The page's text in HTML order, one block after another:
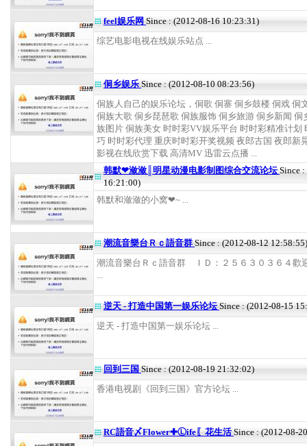
feel娱乐网 Since : (2012-08-16 10:23:31)
综艺电影电视在线娱乐站点 ...
侗乡娱乐 Since : (2012-08-10 08:23:56)
侗族人自己的娱乐论坛，侗歌 侗寨 侗乡鼓楼 侗戏 侗
侗族大歌 侗乡琵琶歌 侗族服饰 侗乡旅游 侗乡新闻 侗
族图片 侗族美女 时时彩VV娱乐平台 时时彩精准计划
巧 时时彩代理 重庆时时彩开奖视频 夜郎古国 夜郎新
影视在线欣赏下载 高清MV 迅雷云点播 ...
韩默❤潋潋║明星动漫电影制图综合交流论坛Since
16:21:00)
韩默和潋潋的小窝❤~ ...
潮流音樂台Ｒｃ語音群Since : (2012-08-12 12:58:55)
潮流音樂台Ｒｃ語音群 ＩＤ：２５６３０３６４歡
...
逆天 - 打造中国第一娱乐论坛Since : (2012-08-15
逆天 - 打造中国第一娱乐论坛 ...
回到三国 Since : (2012-08-19 21:32:02)
香港电视剧《回到三国》官方论坛 ...
RC語音〆Flower✚Ⓛife〖花生活Since : (2012-08-